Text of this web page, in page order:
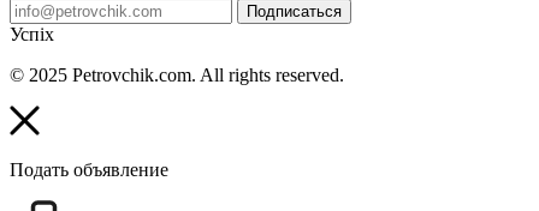
Подписаться
Успіх
© 2025 Petrovchik.com. All rights reserved.
Подать объявление